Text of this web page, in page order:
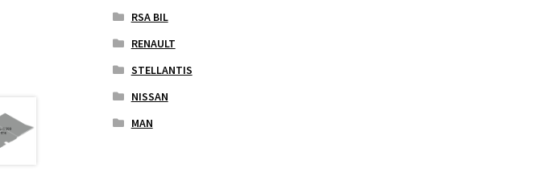
RSA BIL
RENAULT
STELLANTIS
NISSAN
MAN